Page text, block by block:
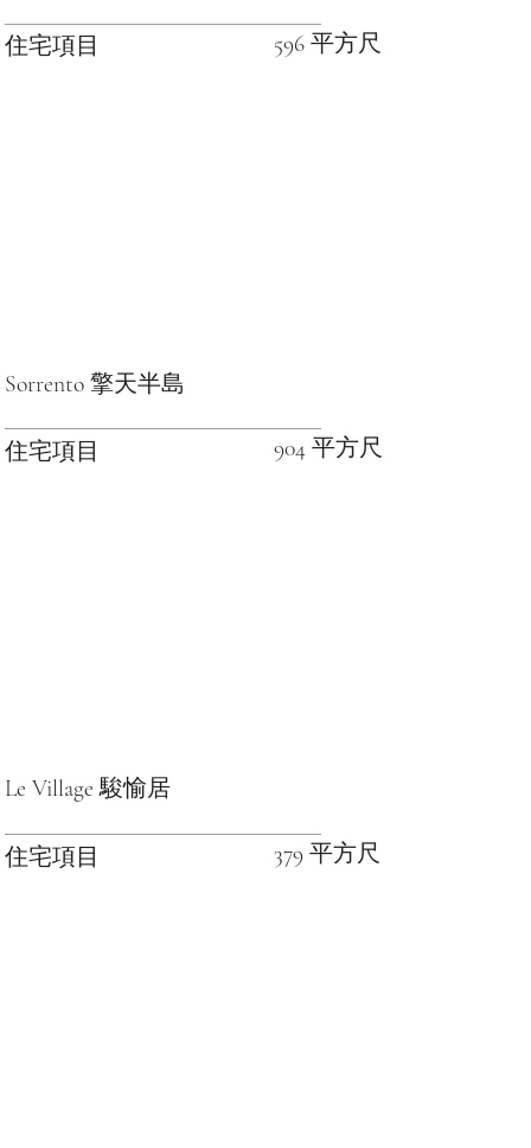
住宅項目 596 平方尺
Sorrento 擎天半島
住宅項目 904 平方尺
Le Village 駿愉居
住宅項目 379 平方尺